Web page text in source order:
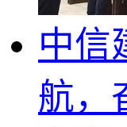
中信
航，